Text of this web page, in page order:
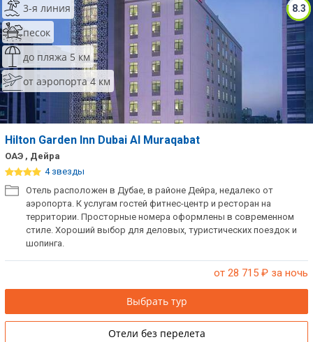
8.3
3-я линия
песок
до пляжа 5 км
от аэропорта 4 км
Hilton Garden Inn Dubai Al Muraqabat
ОАЭ , Дейра
4 звезды
Отель расположен в Дубае, в районе Дейра, недалеко от
аэропорта. К услугам гостей фитнес-центр и ресторан на
территории. Просторные номера оформлены в современном
стиле. Хороший выбор для деловых, туристических поездок и
шопинга.
от 28 715 ₽ за ночь
Выбрать тур
Отели без перелета